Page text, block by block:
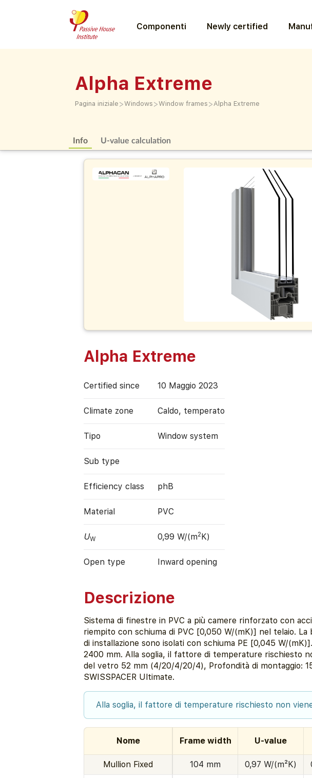
Componenti Newly certified
Alpha Extreme
Pagina iniziale >Windows >Window frames >Alpha Extreme
Info U-value calculation
Alpha Extreme
Certified since 10 Maggio 2023
Climate zone Caldo, temperato
Tipo Window system
Sub type
Efficiency class phB
Material PVC
UW 0,99 W/(m2K)
Open type Inward opening
Descrizione
Sistema di finestre in PVC a più camere rinforzato con
riempito con schiuma di PVC [0,050 W/(mK)] nel telaio.
di installazione sono isolati con schiuma PE [0,045 W/
2400 mm. Alla soglia, il fattore di temperature rischiesto
del vetro 52 mm (4/20/4/20/4), Profondità di montaggio:
SWISSPACER Ultimate.
Alla soglia, il fattore di temperature rischiesto non
Nome Frame width U-value
Mullion Fixed 104 mm 0,97 W/(m²K)